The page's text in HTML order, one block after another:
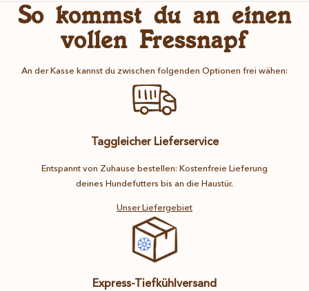
So kommst du an einen
vollen Fressnapf
An der Kasse kannst du zwischen folgenden Optionen frei wähen:
Taggleicher Lieferservice
Entspannt von Zuhause bestellen: Kostenfreie Lieferung
deines Hundefutters bis an die Haustür.
Unser Liefergebiet
Express-Tiefkühlversand